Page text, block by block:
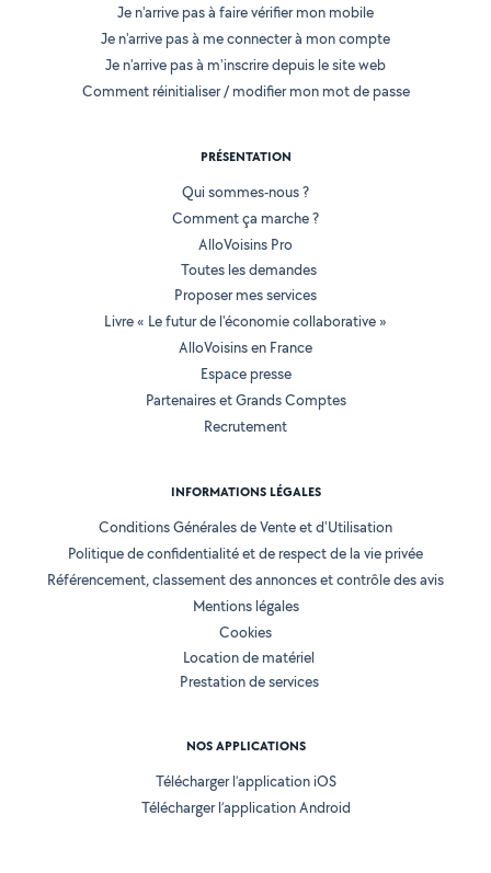
Je n'arrive pas à faire vérifier mon mobile
Je n'arrive pas à me connecter à mon compte
Je n'arrive pas à m'inscrire depuis le site web
Comment réinitialiser / modifier mon mot de passe
PRÉSENTATION
Qui sommes-nous ?
Comment ça marche ?
AlloVoisins Pro
Toutes les demandes
Proposer mes services
Livre « Le futur de l'économie collaborative »
AlloVoisins en France
Espace presse
Partenaires et Grands Comptes
Recrutement
INFORMATIONS LÉGALES
Conditions Générales de Vente et d'Utilisation
Politique de confidentialité et de respect de la vie privée
Référencement, classement des annonces et contrôle des avis
Mentions légales
Cookies
Location de matériel
Prestation de services
NOS APPLICATIONS
Télécharger l’application iOS
Télécharger l’application Android